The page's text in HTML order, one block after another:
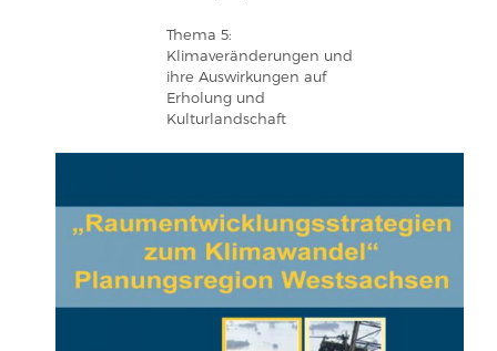
Thema 5:
Klimaveränderungen und
ihre Auswirkungen auf
Erholung und
Kulturlandschaft